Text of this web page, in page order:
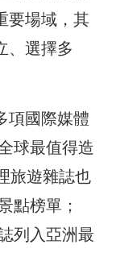
要場域，其
、選擇多
項國際媒體
球最值得造
旅遊雜誌也
點榜單；
列入亞洲最